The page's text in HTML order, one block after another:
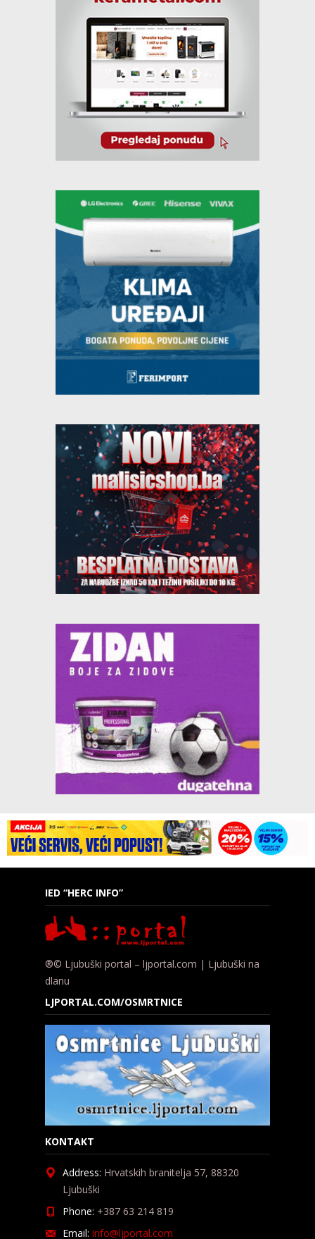
IED “HERC INFO”
®© Ljubuški portal – ljportal.com | Ljubuški na
dlanu
LJPORTAL.COM/OSMRTNICE
KONTAKT
Address: Hrvatskih branitelja 57, 88320
Ljubuški
Phone: +387 63 214 819
Email: info@ljportal.com